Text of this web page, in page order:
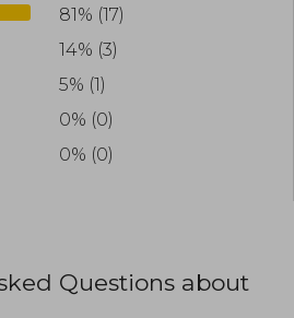
81% (17)
14% (3)
5% (1)
0% (0)
0% (0)
Questions about